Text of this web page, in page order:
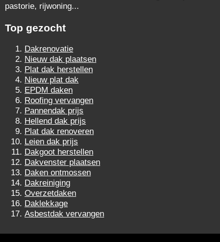
pastorie, rijwoning...
Top gezocht
Dakrenovatie
Nieuw dak plaatsen
Plat dak herstellen
Nieuw plat dak
EPDM daken
Roofing vervangen
Pannendak prijs
Hellend dak prijs
Plat dak renoveren
Leien dak prijs
Dakgoot herstellen
Dakvenster plaatsen
Daken ontmossen
Dakreiniging
Overzetdaken
Daklekkage
Asbestdak vervangen